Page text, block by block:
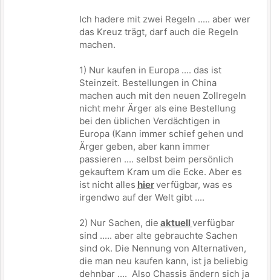
Ich hadere mit zwei Regeln ..... aber wer
das Kreuz trägt, darf auch die Regeln
machen.
1) Nur kaufen in Europa .... das ist
Steinzeit. Bestellungen in China
machen auch mit den neuen Zollregeln
nicht mehr Ärger als eine Bestellung
bei den üblichen Verdächtigen in
Europa (Kann immer schief gehen und
Ärger geben, aber kann immer
passieren .... selbst beim persönlich
gekauftem Kram um die Ecke. Aber es
ist nicht alles hierverfügbar, was es
irgendwo auf der Welt gibt ....
2) Nur Sachen, die aktuellverfügbar
sind ..... aber alte gebrauchte Sachen
sind ok. Die Nennung von Alternativen,
die man neu kaufen kann, ist ja beliebig
dehnbar .... Also Chassis ändern sich ja